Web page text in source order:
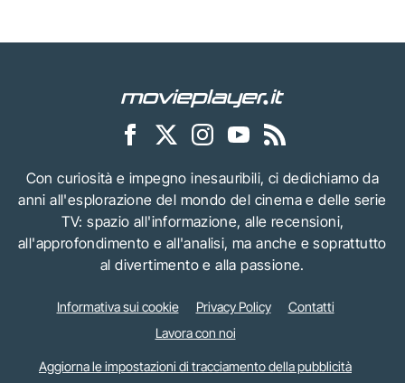
Con curiosità e impegno inesauribili, ci dedichiamo da
anni all'esplorazione del mondo del cinema e delle serie
TV: spazio all'informazione, alle recensioni,
all'approfondimento e all'analisi, ma anche e soprattutto
al divertimento e alla passione.
Informativa sui cookie Privacy Policy
Contatti
Lavora con noi
Aggiorna le impostazioni di tracciamento della pubblicità